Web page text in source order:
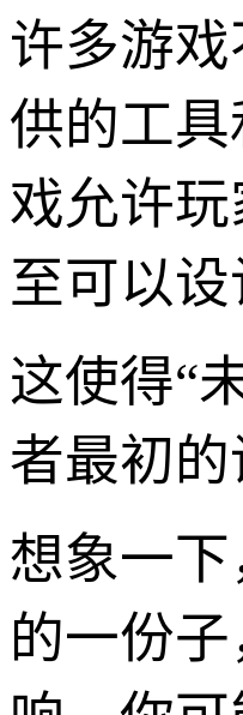
许多游
供的工
戏允许
至可以
这使得“
者最初的
想象一
的一份